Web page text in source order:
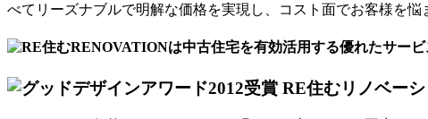
べてリーズナブルで明解な価格を実現し、コスト面でお客様を悩